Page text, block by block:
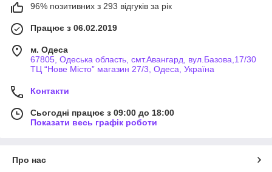
96% позитивних з 293 відгуків за рік
Працює з 06.02.2019
м. Одеса
67805, Одеська область, смт.Авангард, вул.Базова,17/30
ТЦ “Нове Місто” магазин 27/3, Одеса, Україна
Контакти
Сьогодні працює з 09:00 до 18:00
Показати весь графік роботи
Про нас